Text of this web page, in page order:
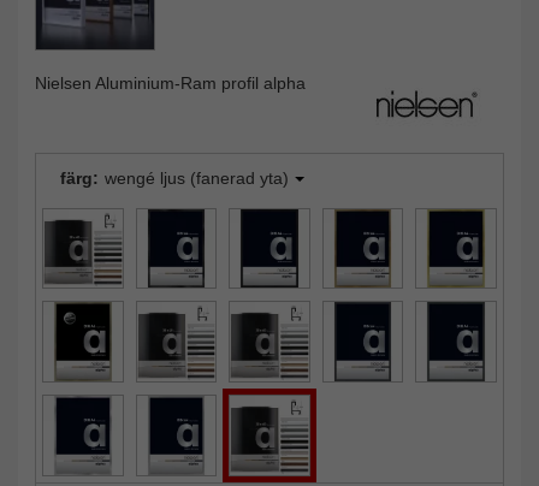
Nielsen Aluminium-Ram profil alpha
färg: wengé ljus (fanerad yta)